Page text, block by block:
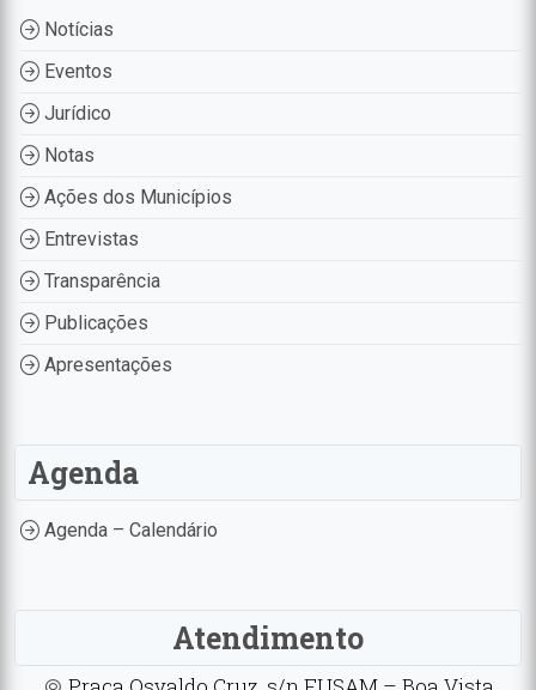
Notícias
Eventos
Jurídico
Notas
Ações dos Municípios
Entrevistas
Transparência
Publicações
Apresentações
Agenda
Agenda – Calendário
Atendimento